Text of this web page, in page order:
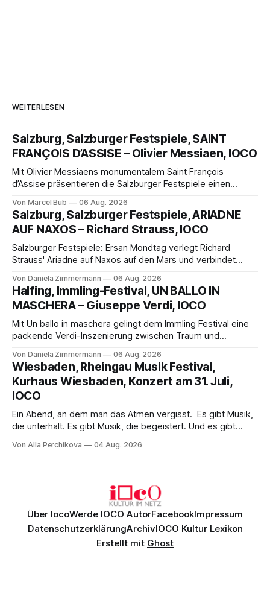
WEITERLESEN
Salzburg, Salzburger Festspiele, SAINT
FRANÇOIS D’ASSISE – Olivier Messiaen, IOCO
Mit Olivier Messiaens monumentalem Saint François
d’Assise präsentieren die Salzburger Festspiele einen
eine bildgewaltige Inszenierung, Maxime Pascal entfaltet
die komplexe Partitur eindrucksvoll, Philippe Sly berührt als
Franziskus.
Von Marcel Bub 06 Aug. 2026
Salzburg, Salzburger Festspiele, ARIADNE
AUF NAXOS – Richard Strauss, IOCO
Salzburger Festspiele: Ersan Mondtag verlegt Richard
Strauss' Ariadne auf Naxos auf den Mars und verbindet
Aufführung mit starken Solisten und den Wiener
Philharmonikern, szenisch bleibt der zweite Akt jedoch
hinter den Erwartungen zurück.
Von Daniela Zimmermann 06 Aug. 2026
Halfing, Immling-Festival, UN BALLO IN
MASCHERA – Giuseppe Verdi, IOCO
Mit Un ballo in maschera gelingt dem Immling Festival eine
packende Verdi-Inszenierung zwischen Traum und
psychologische Tiefe mit starken Bildern, getragen von
einem spielfreudigen Ensemble und einer musikalisch
überzeugenden Gesamtleistung.
Von Daniela Zimmermann 06 Aug. 2026
Wiesbaden, Rheingau Musik Festival,
Kurhaus Wiesbaden, Konzert am 31. Juli,
IOCO
Ein Abend, an dem man das Atmen vergisst. Es gibt Musik,
die unterhält. Es gibt Musik, die begeistert. Und es gibt
Genau so war der Abend im Kurhaus Wiesbaden, an dem
Von Alla Perchikova 04 Aug. 2026
Über IocoWerde IOCO AutorFacebookImpressum
DatenschutzerklärungArchivIOCO Kultur Lexikon
Erstellt mit Ghost